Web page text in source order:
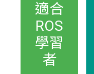
適合
ROS
學習
者